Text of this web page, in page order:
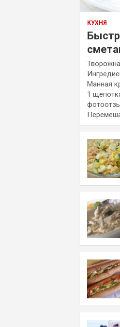
КУХНЯ
Манная
1